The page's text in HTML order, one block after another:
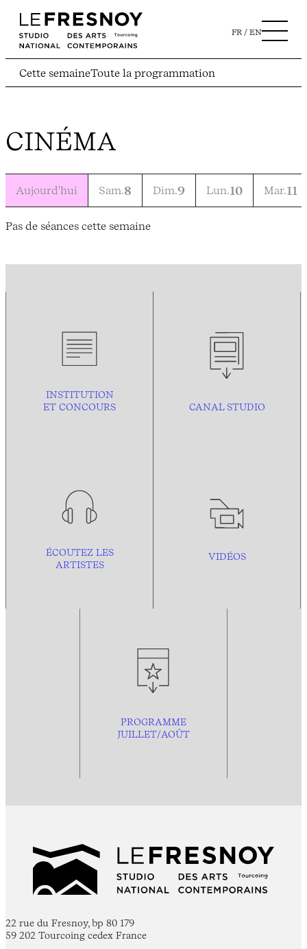
FR EN
Cette semaineToute la programmation
CINÉMA
Aujourd'hui Sam.8 Dim.9 Lun.10 Mar.11
Pas de séances cette semaine
INSTITUTION
ET CONCOURS
CANAL STUDIO
ÉCOUTEZ LES
ARTISTES
VIDÉOS
PROGRAMME
JUILLET/AOÛT
22 rue du Fresnoy, bp 80 179
59 202 Tourcoing cedex France